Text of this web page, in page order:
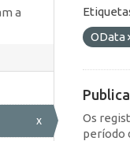
a
x
OData
Os
período